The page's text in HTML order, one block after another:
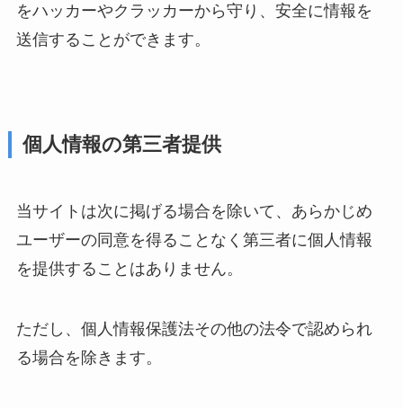
をハッカーやクラッカーから守り、安全に情報を
送信することができます。
個人情報の第三者提供
当サイトは次に掲げる場合を除いて、あらかじめ
ユーザーの同意を得ることなく第三者に個人情報
を提供することはありません。
ただし、個人情報保護法その他の法令で認められ
る場合を除きます。